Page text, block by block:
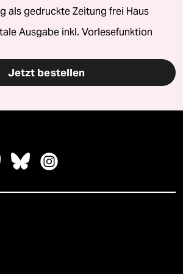
als gedruckte Zeitung frei Haus
Ausgabe inkl. Vorlesefunktion
Jetzt bestellen